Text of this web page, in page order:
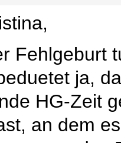
Fehlgeburt
ja,
HG-Zeit
an dem